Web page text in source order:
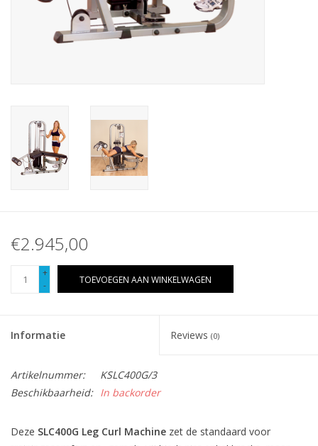
€2.945,00
+
-
TOEVOEGEN AAN WINKELWAGEN
Informatie Reviews (0)
Artikelnummer:
KSLC400G/3
Beschikbaarheid: In backorder
Deze SLC400G Leg Curl Machine zet de standaard voor